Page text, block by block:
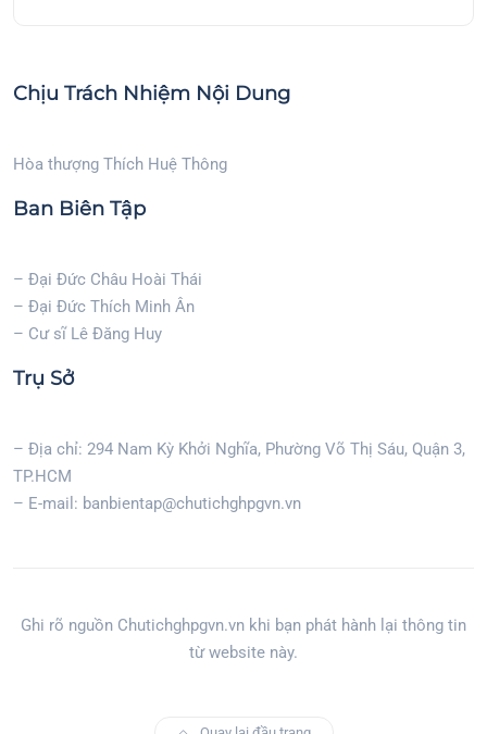
Chịu Trách Nhiệm Nội Dung
Hòa thượng Thích Huệ Thông
Ban Biên Tập
– Đại Đức Châu Hoài Thái
– Đại Đức Thích Minh Ân
– Cư sĩ Lê Đăng Huy
Trụ Sở
– Địa chỉ: 294 Nam Kỳ Khởi Nghĩa, Phường Võ Thị Sáu, Quận 3,
TP.HCM
– E-mail: banbientap@chutichghpgvn.vn
Ghi rõ nguồn Chutichghpgvn.vn khi bạn phát hành lại thông tin
từ website này.